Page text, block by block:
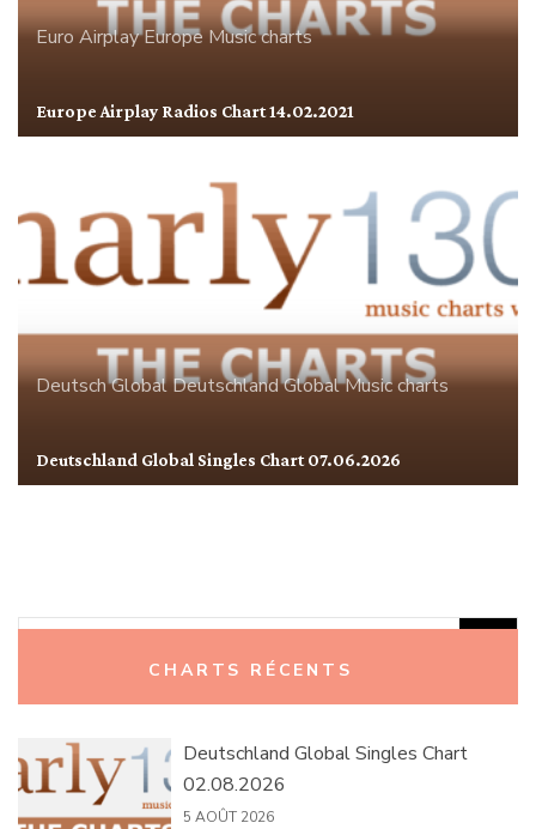
Euro AirplayEuropeMusic charts
Europe Airplay Radios Chart 14.02.2021
Deutsch GlobalDeutschlandGlobalMusic charts
Deutschland Global Singles Chart 07.06.2026
CHARTS RÉCENTS
Deutschland Global Singles Chart
02.08.2026
5 AOÛT 2026